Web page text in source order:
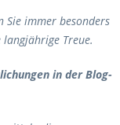
Sie immer besonders
Treue.
in der Blog-